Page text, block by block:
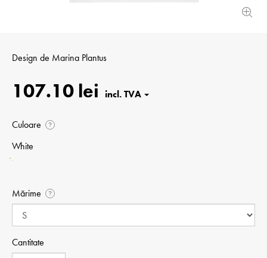
Design de Marina Plantus
107.10 lei
Culoare ?
White
Mărime ?
Cantitate